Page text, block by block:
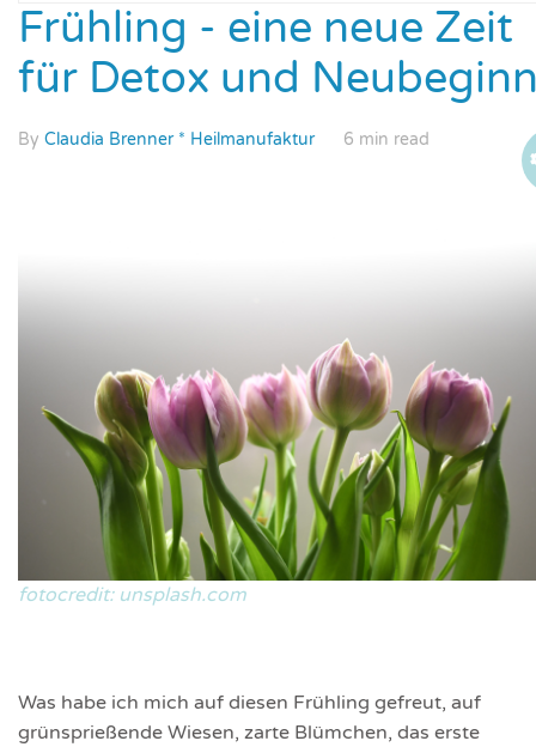
Frühling - eine neue Zeit
für Detox und
By Claudia Brenner * Heilmanufaktur 6 min read
fotocredit: unsplash.com
Was habe ich mich auf diesen Frühling gefreut, auf
grünsprießende Wiesen, zarte Blümchen, das erste